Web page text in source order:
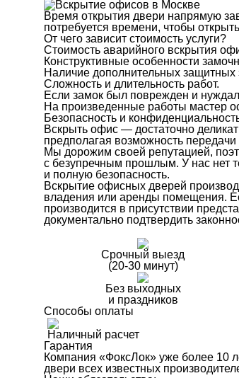
Время открытия двери напрямую
потребуется времени, чтобы
От чего зависит стоимость услуги?
Стоимость аварийного вскрытия
Конструктивные особенности
Наличие дополнительных защитных
Сложность и длительность работ.
Если замок был поврежден и
На произведенные работы мастер
Безопасность и
Вскрыть офис — достаточно
предполагая возможность
Мы дорожим своей репутацией,
с безупречным прошлым. У нас нет
и полную безопасность.
Вскрытие офисных дверей
владения или аренды помещения.
производится в присутствии
документально подтвердить
Срочный выезд
(20-30 минут)
Без выходных
и праздников
Способы оплаты
Наличный расчет
Гарантия
Компания «ФоксЛок» уже более 10
двери всех известных